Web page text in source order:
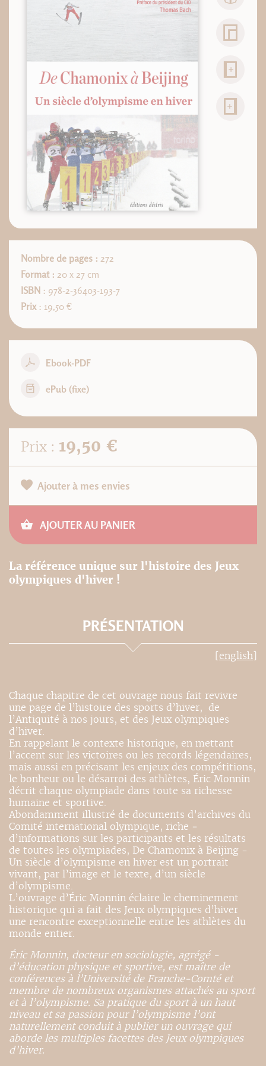
Nombre de pages : 272
Format : 20 x 27 cm
ISBN : 978-2-36403-193-7
Prix: 19,50 €
Ebook-PDF
ePub (fixe)
Prix : 19,50 €
Ajouter à mes envies
AJOUTER AU PANIER
La référence unique sur l'histoire des Jeux
olympiques d'hiver !
PRÉSENTATION
[english]
Chaque chapitre de cet ouvrage nous fait revivre
une page de l’histoire des sports d’hiver, de
l’Antiquité à nos jours, et des Jeux olympiques
d’hiver.
En rappelant le contexte historique, en mettant
l’accent sur les victoires ou les records légendaires,
mais aussi en précisant les enjeux des compétitions,
le bonheur ou le désarroi des ­athlètes, Éric Monnin
décrit chaque olympiade dans toute sa richesse
humaine et sportive.
Abondamment illustré de documents d’archives du
Comité international olympique, riche ­
d’informations sur les participants et les résultats
de toutes les olympiades, De Chamonix à Beijing -
Un siècle d’olympisme en hiver est un portrait
vivant, par l’image et le texte, d’un siècle
d’olympisme.
L’ouvrage d’Éric Monnin éclaire le cheminement
historique qui a fait des Jeux olympiques ­d’hiver
une rencontre exceptionnelle entre les athlètes du
monde entier.
Éric Monnin, docteur en sociologie, agrégé ­
d’éducation physique et sportive, est maître de
conférences à l’Université de Franche-Comté et
membre de nombreux organismes attachés au sport
et à l’olympisme. Sa pratique du sport à un haut
niveau et sa passion pour l’olympisme l’ont
naturellement conduit à publier un ouvrage qui
aborde les multiples facettes des Jeux olympiques
d’hiver.